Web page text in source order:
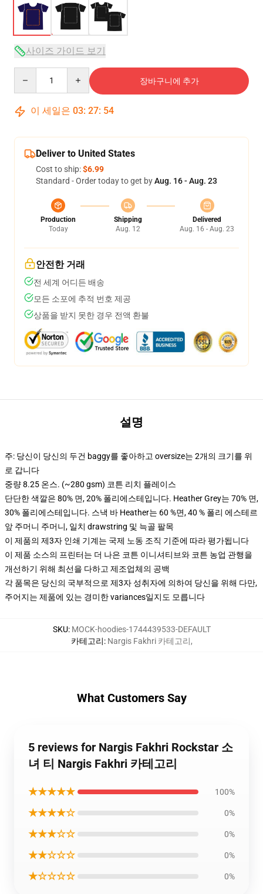
사이즈 가이드 보기
장바구니에 추가
이 세일은 03: 27: 54
Deliver to United States
Cost to ship:$6.99
Standard - Order today to get byAug. 16 - Aug. 23
Production
Today
Shipping
Aug. 12
Delivered
Aug. 16 - Aug. 23
안전한 거래
전 세계 어디든 배송
모든 소포에 추적 번호 제공
상품을 받지 못한 경우 전액 환불
설명
주: 당신이 당신의 두건 baggy를 좋아하고 oversize는 2개의 크기를 위
로 갑니다
중량 8.25 온스. (~280 gsm) 코튼 리치 플레이스
단단한 색깔은 80% 면, 20% 폴리에스테입니다. Heather Grey는 70% 면,
30% 폴리에스테입니다. 스낵 바 Heather는 60 %면, 40 % 폴리 에스테르
앞 주머니 주머니, 일치 drawstring 및 늑골 팔목
이 제품의 제3자 인쇄 기계는 국제 노동 조직 기준에 따라 평가됩니다
이 제품 소스의 프린터는 더 나은 코튼 이니셔티브와 코튼 농업 관행을
개선하기 위해 최선을 다하고 제조업체의 공백
각 품목은 당신의 국부적으로 제3자 성취자에 의하여 당신을 위해 다만,
주어지는 제품에 있는 경미한 variances일지도 모릅니다
SKU: MOCK-hoodies-1744439533-DEFAULT
카테고리: Nargis Fakhri 카테고리,
What Customers Say
5 reviews for Nargis Fakhri Rockstar 소
녀 티 Nargis Fakhri 카테고리
★★★★★ 100%
★★★★☆ 0%
★★★☆☆ 0%
★★☆☆☆ 0%
★☆☆☆☆ 0%